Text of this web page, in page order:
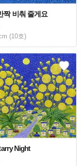
짝 비춰 줄게요
(10호)
Night